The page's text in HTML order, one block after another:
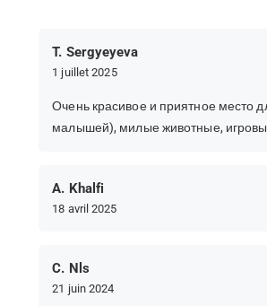
T. Sergyeyeva
1 juillet 2025
Очень красивое и приятное место
малышей), милые животные,
A. Khalfi
18 avril 2025
C. Nls
21 juin 2024